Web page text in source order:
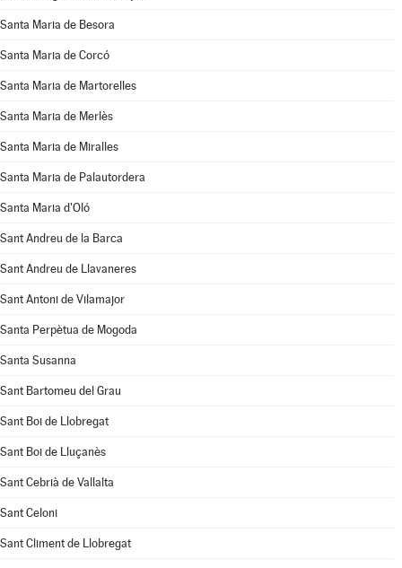
Santa Maria de Besora
Santa Maria de Corcó
Santa Maria de Martorelles
Santa Maria de Merlès
Santa Maria de Miralles
Santa Maria de Palautordera
Santa Maria d'Oló
Sant Andreu de la Barca
Sant Andreu de Llavaneres
Sant Antoni de Vilamajor
Santa Perpètua de Mogoda
Santa Susanna
Sant Bartomeu del Grau
Sant Boi de Llobregat
Sant Boi de Lluçanès
Sant Cebrià de Vallalta
Sant Celoni
Sant Climent de Llobregat